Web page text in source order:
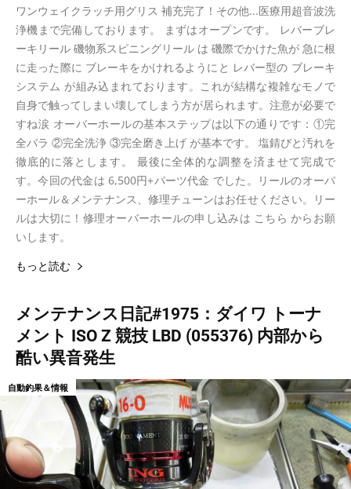
ワンウェイクラッチ用グリス 補充完了！その他...医療用超音波洗
浄機まで完備しております。 まずはオープンです。 レバーブレ
ーキリール 磯物系スピニングリール は 磯際でかけた魚が 急に根
に走った際に ブレーキをかけれるようにと レバー型の ブレーキ
システム が組み込まれております。これが結構な複雑なモノで
自身で触ってしまい壊してしまう方が居られます。注意が必要で
すね涙 オーバーホールの基本ステップは以下の通りです：①完
全バラ ②完全洗浄 ③完全磨き上げ が基本です。 塩錆びと汚れを
徹底的に落とします。 最後に全体的な調整を済ませて完成で
す。今回の代金は 6,500円+パーツ代金 でした。リールのオーバ
ーホール＆メンテナンス、修理チューンはお任せください。リー
ルは大切に！修理オーバーホールの申し込みは こちら からお願
いします。
もっと読む
メンテナンス日記#1975：ダイワ トーナ
メント ISO Z 競技 LBD (055376) 内部から
酷い異音発生
自動釣果＆情報